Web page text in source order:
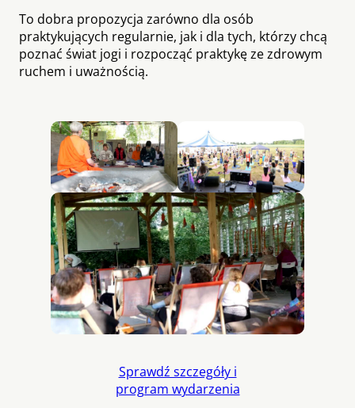
To dobra propozycja zarówno dla osób
praktykujących regularnie, jak i dla tych, którzy chcą
poznać świat jogi i rozpocząć praktykę ze zdrowym
ruchem i uważnością.
Sprawdź szczegóły i
program wydarzenia